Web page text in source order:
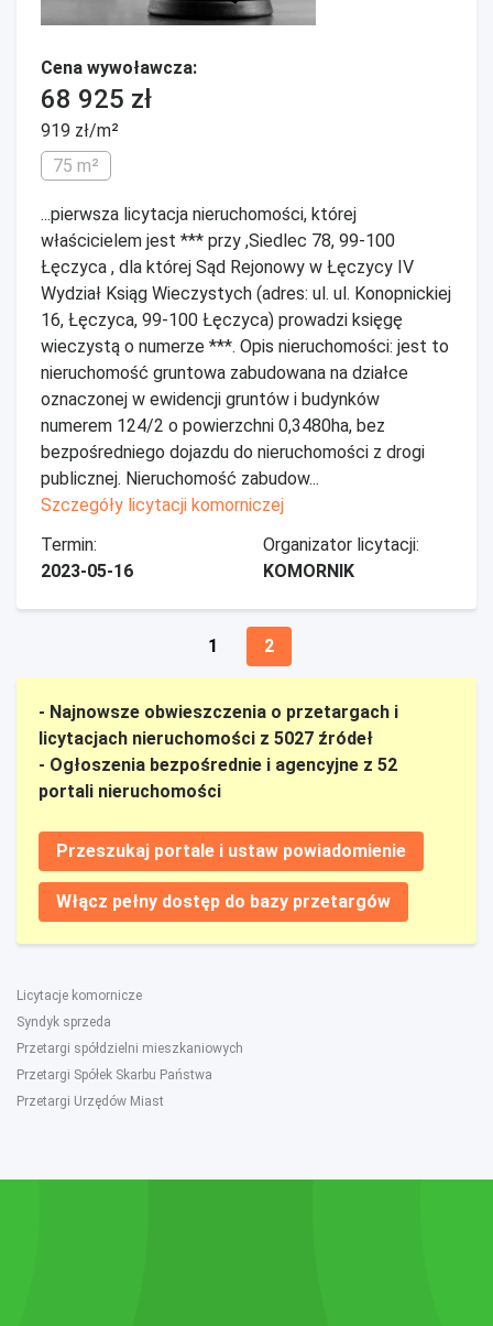
Cena wywoławcza:
68 925 zł
919 zł/m²
75 m²
...pierwsza licytacja nieruchomości, której
właścicielem jest *** przy ,Siedlec 78, 99-100
Łęczyca , dla której Sąd Rejonowy w Łęczycy IV
Wydział Ksiąg Wieczystych (adres: ul. ul. Konopnickiej
16, Łęczyca, 99-100 Łęczyca) prowadzi księgę
wieczystą o numerze ***. Opis nieruchomości: jest to
nieruchomość gruntowa zabudowana na działce
oznaczonej w ewidencji gruntów i budynków
numerem 124/2 o powierzchni 0,3480ha, bez
bezpośredniego dojazdu do nieruchomości z drogi
publicznej. Nieruchomość zabudow...
Szczegóły licytacji komorniczej
Termin:
2023-05-16
Organizator licytacji:
KOMORNIK
1 2
- Najnowsze obwieszczenia o przetargach i
licytacjach nieruchomości z 5027 źródeł
- Ogłoszenia bezpośrednie i agencyjne z 52
portali nieruchomości
Przeszukaj portale i ustaw powiadomienie
Włącz pełny dostęp do bazy przetargów
Licytacje komornicze
Syndyk sprzeda
Przetargi spółdzielni mieszkaniowych
Przetargi Spółek Skarbu Państwa
Przetargi Urzędów Miast